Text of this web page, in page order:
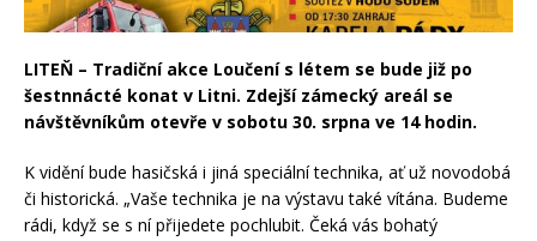
LITEŇ – Tradiční akce Loučení s létem se bude již po
šestnnácté konat v Litni. Zdejší zámecký areál se
návštěvníkům otevře v sobotu 30. srpna ve 14 hodin.
K vidění bude hasičská i jiná speciální technika, ať už novodobá
či historická. „Vaše technika je na výstavu také vítána. Budeme
rádi, když se s ní přijedete pochlubit. Čeká vás bohatý